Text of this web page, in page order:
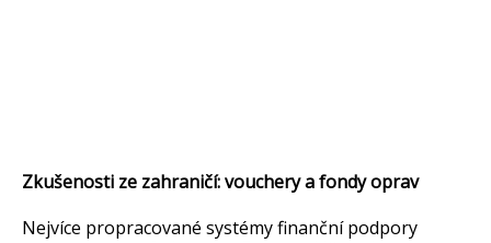
Zkušenosti ze zahraničí: vouchery a fondy oprav
Nejvíce propracované systémy finanční podpory